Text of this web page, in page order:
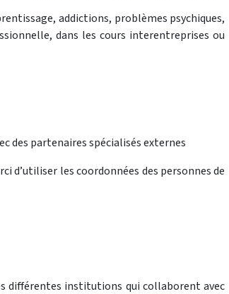
addictions, problèmes psychiques,
dans les cours interentreprises ou
des partenaires spécialisés externes
d’utiliser les coordonnées des personnes de
différentes institutions qui collaborent avec